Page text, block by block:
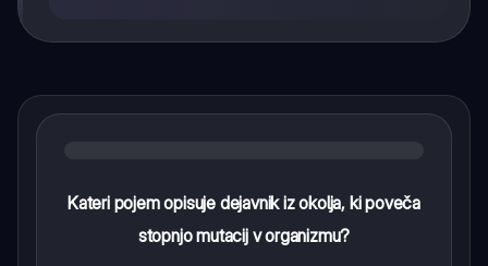
Kateri pojem opisuje dejavnik iz okolja, ki poveča
stopnjo mutacij v organizmu?